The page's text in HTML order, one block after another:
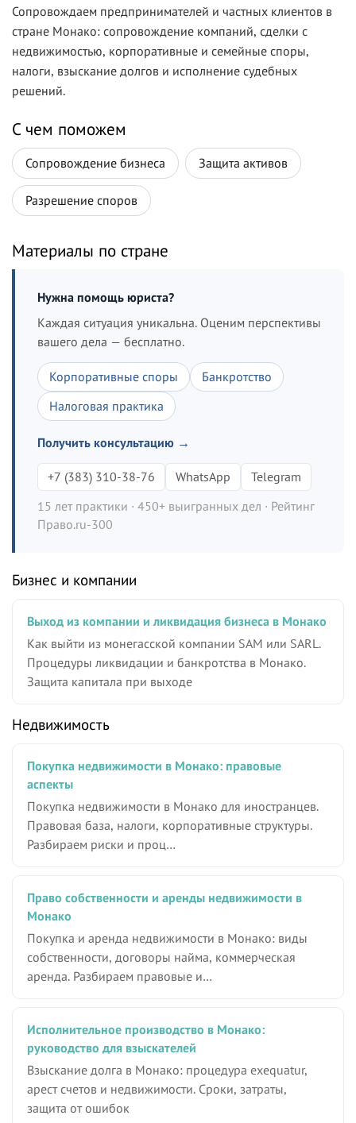
Сопровождаем предпринимателей и частных клиентов в
стране Монако: сопровождение компаний, сделки с
недвижимостью, корпоративные и семейные споры,
налоги, взыскание долгов и исполнение судебных
решений.
С чем поможем
Сопровождение бизнеса Защита активов
Разрешение споров
Материалы по стране
Нужна помощь юриста?
Каждая ситуация уникальна. Оценим перспективы
вашего дела — бесплатно.
Корпоративные споры
Банкротство
Налоговая практика
Получить консультацию →
+7 (383) 310-38-76 WhatsApp
Telegram
15 лет практики · 450+ выигранных дел · Рейтинг
Право.ru-300
Бизнес и компании
Выход из компании и ликвидация бизнеса в Монако
Как выйти из монегасской компании SAM или SARL.
Процедуры ликвидации и банкротства в Монако.
Защита капитала при выходе
Недвижимость
Покупка недвижимости в Монако: правовые
аспекты
Покупка недвижимости в Монако для иностранцев.
Правовая база, налоги, корпоративные структуры.
Разбираем риски и проц…
Право собственности и аренды недвижимости в
Монако
Покупка и аренда недвижимости в Монако: виды
собственности, договоры найма, коммерческая
аренда. Разбираем правовые и…
Исполнительное производство в Монако:
руководство для взыскателей
Взыскание долга в Монако: процедура exequatur,
арест счетов и недвижимости. Сроки, затраты,
защита от ошибок